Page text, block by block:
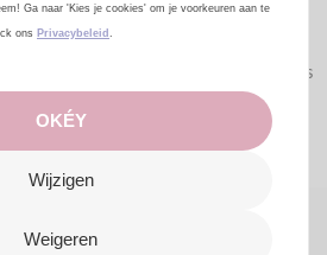
een zelfsluitend ventiel. Hierdoor is
een knoop in de ballon te leggen of
met een heatsealing machine.
Hulp nodig?
Ga naar 'Kies je cookies' om je voorkeuren aan te
ons Privacybeleid
OKÉY
Wijzigen
Weigeren